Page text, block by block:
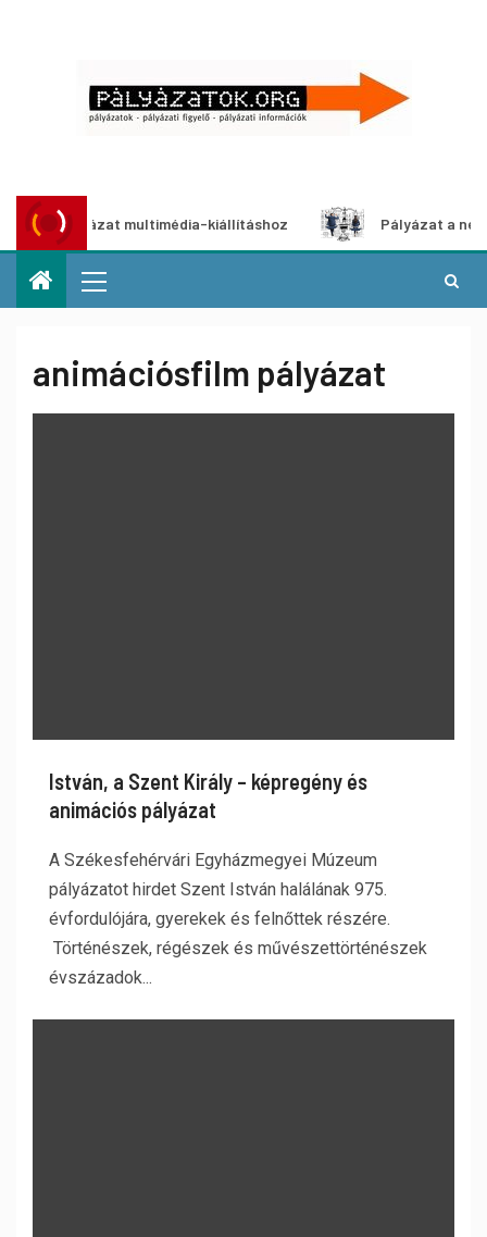
pályázat multimédia-kiállításhoz Pályázat a nemek
animációsfilm pályázat
István, a Szent Király – képregény és
animációs pályázat
A Székesfehérvári Egyházmegyei Múzeum
pályázatot hirdet Szent István halálának 975.
évfordulójára, gyerekek és felnőttek részére.
Történészek, régészek és művészettörténészek
évszázadok...